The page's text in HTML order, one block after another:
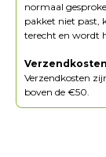
normaal
pakket niet past,
terecht en wordt
Verzendkosten
Verzendkosten
boven de €50.